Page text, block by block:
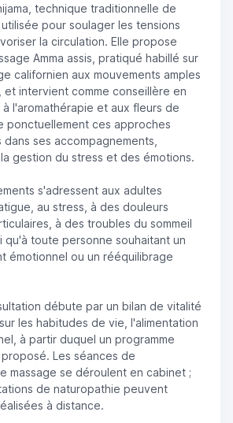
technique traditionnelle de
pour soulager les tensions
la circulation. Elle propose
Amma assis, pratiqué habillé sur
californien aux mouvements amples
intervient comme conseillère en
l'aromathérapie et aux fleurs de
ponctuellement ces approches
ses accompagnements,
gestion du stress et des émotions.
s'adressent aux adultes
au stress, à des douleurs
à des troubles du sommeil
qu'à toute personne souhaitant un
émotionnel ou un rééquilibrage
débute par un bilan de vitalité
les habitudes de vie, l'alimentation
à partir duquel un programme
Les séances de
massage se déroulent en cabinet ;
de naturopathie peuvent
à distance.